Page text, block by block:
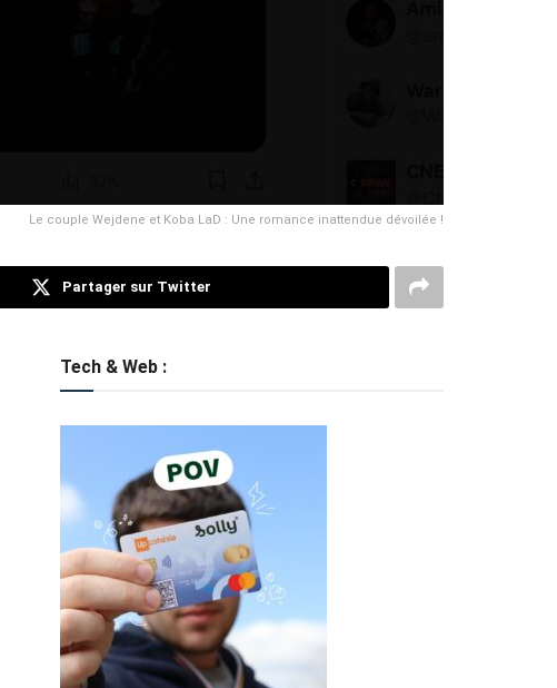
Le couple Wejdene et Koba LaD : Une romance inattendue dévoilée !
Partager sur Twitter
Tech & Web :